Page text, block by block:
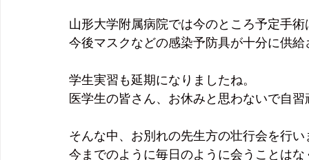
山形大学附属病院では今のところ予定手
今後マスクなどの感染予防具が十分に供
学生実習も延期になりましたね。
医学生の皆さん、お休みと思わないで自
そんな中、お別れの先生方の壮行会を行い
今までのように毎日のように会うことはな